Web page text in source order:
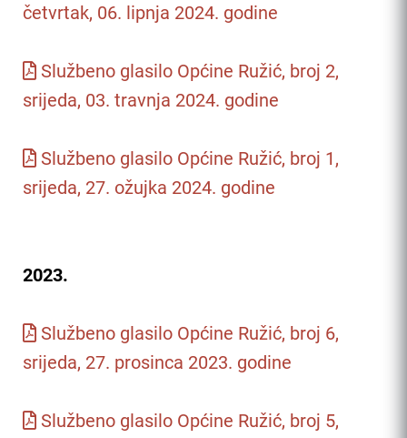
četvrtak, 06. lipnja 2024. godine
Službeno glasilo Općine Ružić, broj 2,
srijeda, 03. travnja 2024. godine
Službeno glasilo Općine Ružić, broj 1,
srijeda, 27. ožujka 2024. godine
2023.
Službeno glasilo Općine Ružić, broj 6,
srijeda, 27. prosinca 2023. godine
Službeno glasilo Općine Ružić, broj 5,